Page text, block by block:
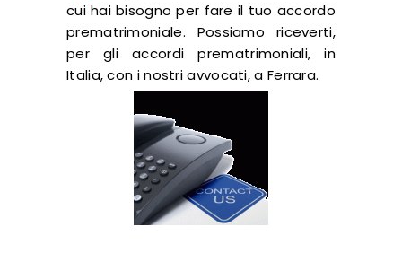
cui hai bisogno per fare il tuo accordo
prematrimoniale. Possiamo riceverti,
per gli accordi prematrimoniali, in
Italia, con i nostri avvocati, a Ferrara.